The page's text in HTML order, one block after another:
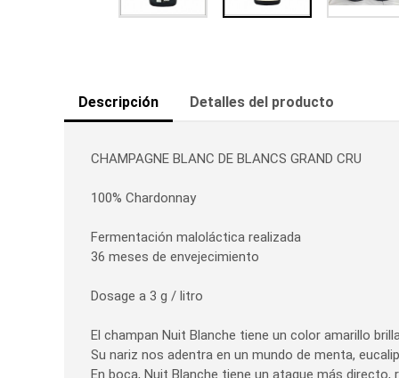
Descripción Detalles del producto
CHAMPAGNE BLANC DE BLANCS GRAND CRU
100% Chardonnay
Fermentación maloláctica realizada
36 meses de envejecimiento
Dosage a 3 g / litro
El champan Nuit Blanche tiene un color amarillo
Su nariz nos adentra en un mundo de menta,
En boca, Nuit Blanche tiene un ataque más directo,